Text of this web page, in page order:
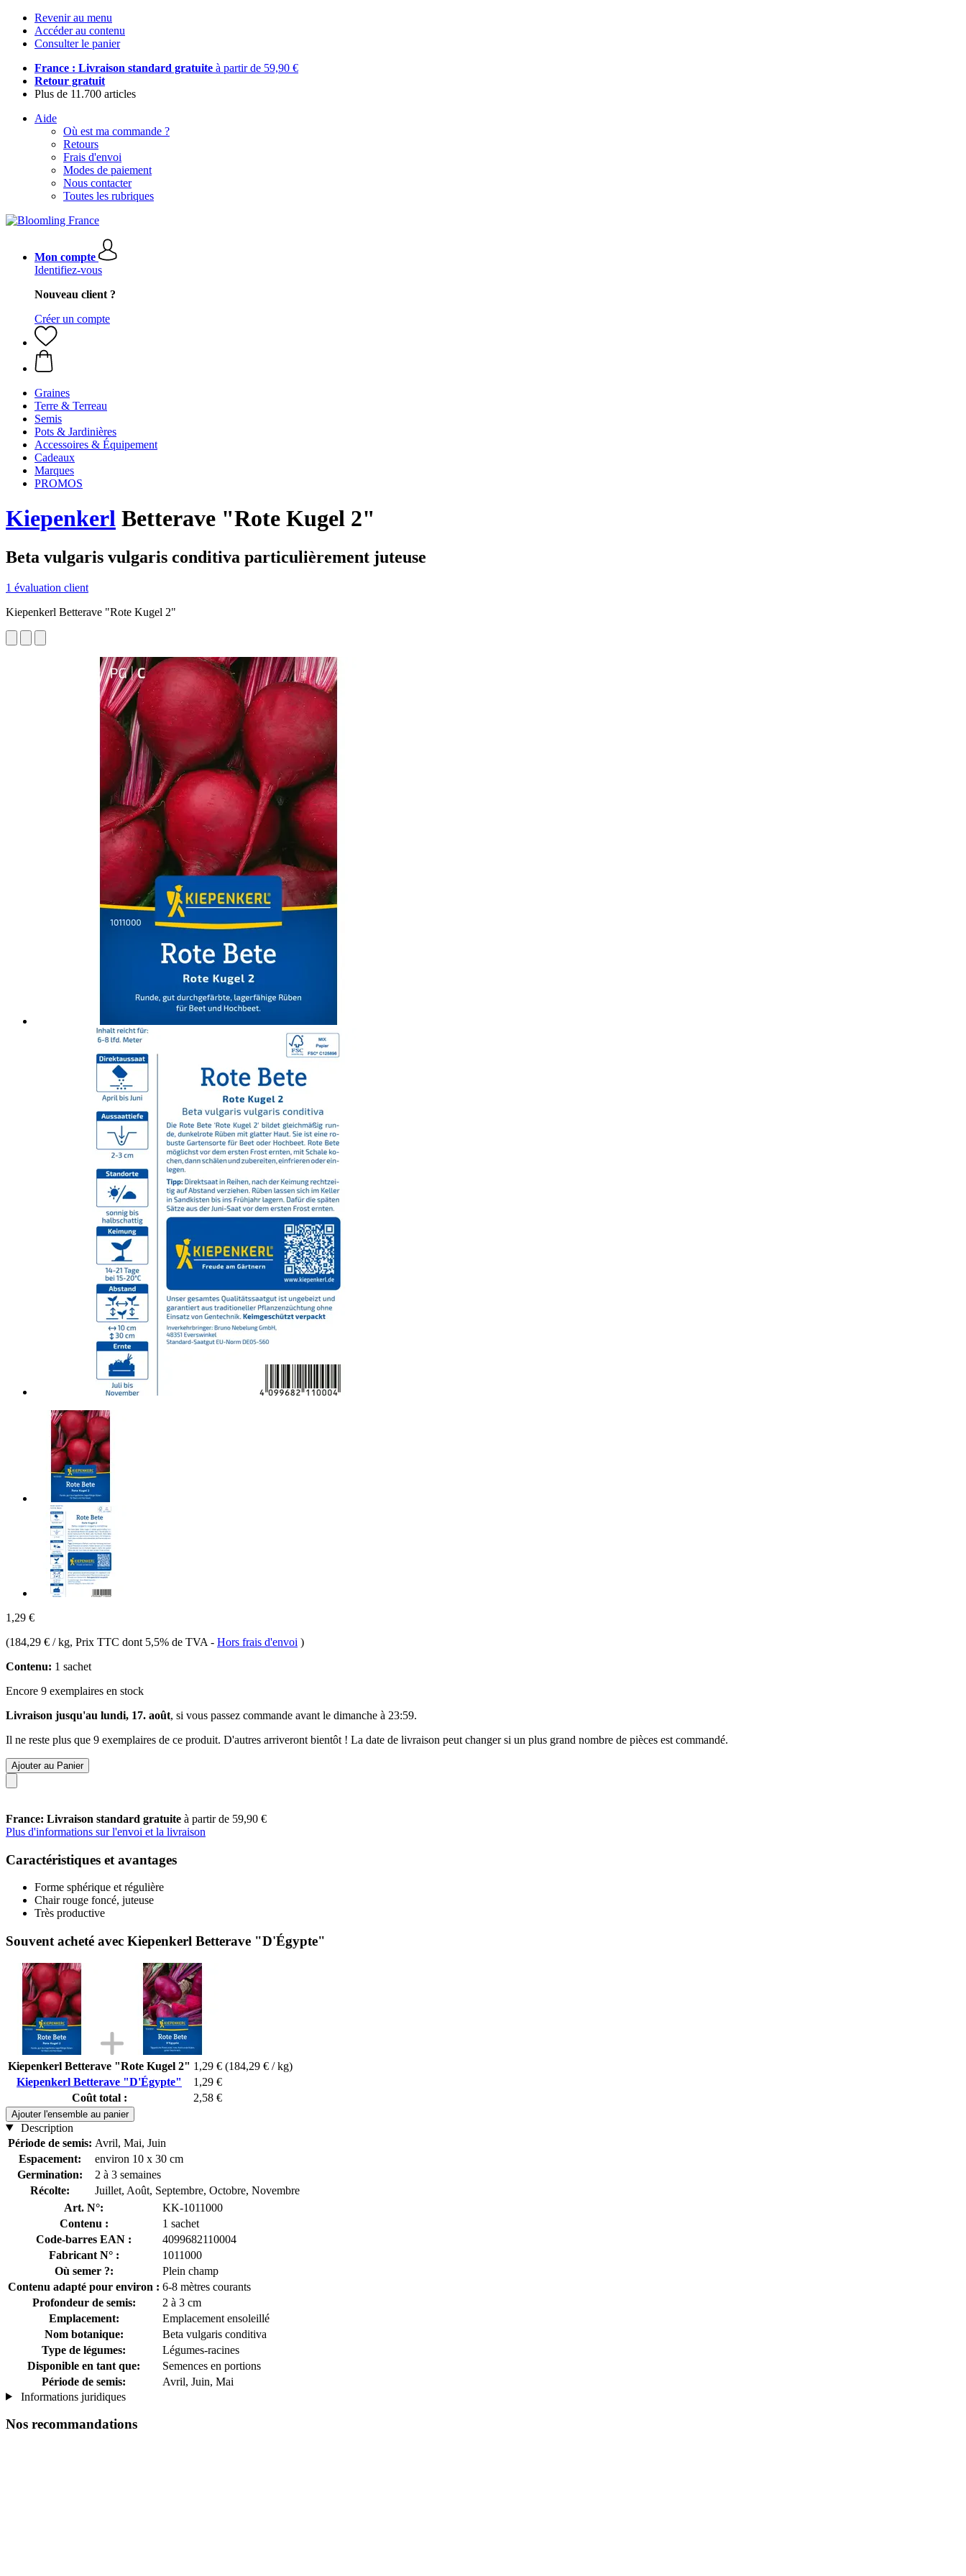
Revenir au menu
Accéder au contenu
Consulter le panier
France : Livraison standard gratuite à partir de 59,90 €
Retour gratuit
Plus de 11.700 articles
Aide
Où est ma commande ?
Retours
Frais d'envoi
Modes de paiement
Nous contacter
Toutes les rubriques
Mon compte
Identifiez-vous
Nouveau client ?
Créer un compte
Graines
Terre & Terreau
Semis
Pots & Jardinières
Accessoires & Équipement
Cadeaux
Marques
PROMOS
Kiepenkerl Betterave "Rote Kugel 2"
Beta vulgaris vulgaris conditiva particulièrement juteuse
1 évaluation client
Kiepenkerl Betterave "Rote Kugel 2"
1,29 €
(184,29 € / kg, Prix TTC dont 5,5% de TVA - Hors frais d'envoi )
Contenu: 1 sachet
Encore 9 exemplaires en stock
Livraison jusqu'au lundi, 17. août, si vous passez commande avant le dimanche à 23:59.
Il ne reste plus que 9 exemplaires de ce produit. D'autres arriveront bientôt ! La date de livraison peut changer si un plus grand nombre de pièces est commandé.
Ajouter au Panier
France: Livraison standard gratuite à partir de 59,90 €
Plus d'informations sur l'envoi et la livraison
Caractéristiques et avantages
Forme sphérique et régulière
Chair rouge foncé, juteuse
Très productive
Souvent acheté avec Kiepenkerl Betterave "D'Égypte"
Kiepenkerl Betterave "Rote Kugel 2" 1,29 € (184,29 € / kg)
Kiepenkerl Betterave "D'Égypte"
1,29 €
Coût total :
2,58 €
Ajouter l'ensemble au panier
Description
Période de semis: Avril, Mai, Juin
Espacement:
environ 10 x 30 cm
Germination:
2 à 3 semaines
Récolte:
Juillet, Août, Septembre, Octobre, Novembre
Art. N°:
KK-1011000
Contenu :
1 sachet
Code-barres EAN :
4099682110004
Fabricant N° :
1011000
Où semer ?:
Plein champ
Contenu adapté pour environ : 6-8 mètres courants
Profondeur de semis:
2 à 3 cm
Emplacement:
Emplacement ensoleillé
Nom botanique:
Beta vulgaris conditiva
Type de légumes:
Légumes-racines
Disponible en tant que:
Semences en portions
Période de semis:
Avril, Juin, Mai
Informations juridiques
Nos recommandations